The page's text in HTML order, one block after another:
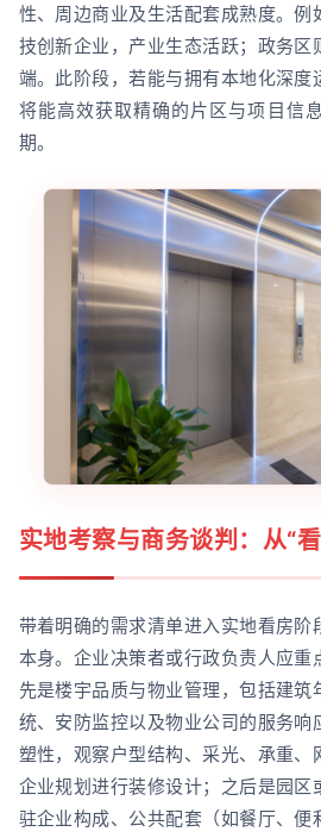
性、周边商业及生活配套成熟度。例
技创新企业，产业生态活跃；政务区
端。此阶段，若能与拥有本地化深度
将能高效获取精确的片区与项目信
期。
实地考察与商务谈判：从“
带着明确的需求清单进入实地看房阶
本身。企业决策者或行政负责人应重
先是楼宇品质与物业管理，包括建筑
统、安防监控以及物业公司的服务响
塑性，观察户型结构、采光、承重、
企业规划进行装修设计；之后是园区
驻企业构成、公共配套（如餐厅、便